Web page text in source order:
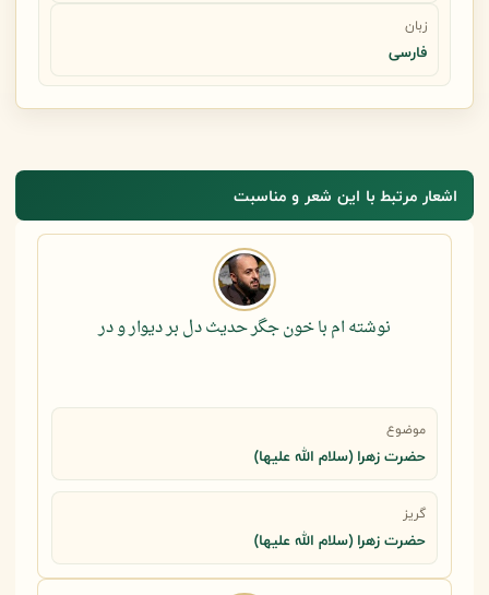
زبان
فارسی
اشعار مرتبط با این شعر و مناسبت
نوشته ام با خون جگر حدیث دل بر دیوار و در
موضوع
حضرت زهرا (سلام الله علیها)
گریز
حضرت زهرا (سلام الله علیها)